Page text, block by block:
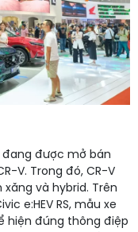
đang được mở bán
V. Trong đó, CR-V
và hybrid. Trên
e:HEV RS, mẫu xe
hiện đúng thông điệp